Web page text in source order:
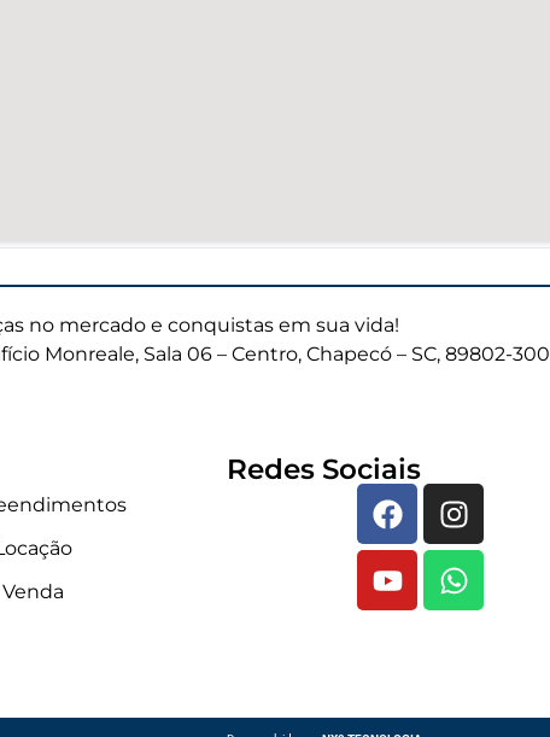
no mercado e conquistas em sua vida!
Monreale, Sala 06 – Centro, Chapecó – SC, 89802-300
Venda
Redes Sociais